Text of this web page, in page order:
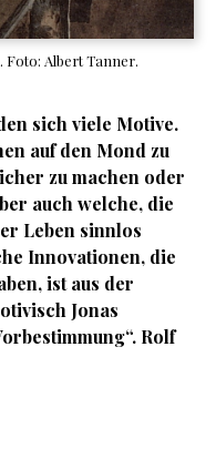
Foto: Albert Tanner.
sich viele Motive.
auf den Mond zu
zu machen oder
auch welche, die
Leben sinnlos
Innovationen, die
ist aus der
Jonas
Rolf